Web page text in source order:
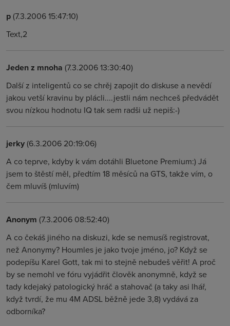
p(7.3.2006 15:47:10)
Text,2
Jeden z mnoha (7.3.2006 13:30:40)
Další z inteligentů co se chrěj zapojit do diskuse a nevědí
jakou vetší kravinu by plácli....jestli nám nechceš předvádět
svou nízkou hodnotu IQ tak sem radši už nepiš:-)
jerky(6.3.2006 20:19:06)
A co teprve, kdyby k vám dotáhli Bluetone Premium:) Já
jsem to štěstí měl, předtím 18 měsíců na GTS, takže vím, o
čem mluvíš (mluvím)
Anonym (7.3.2006 08:52:40)
A co čekáš jiného na diskuzi, kde se nemusíš registrovat,
než Anonymy? Houmles je jako tvoje jméno, jo? Když se
podepíšu Karel Gott, tak mi to stejně nebudeš věřit! A proč
by se nemohl ve fóru vyjádřit člověk anonymně, když se
tady kdejaký patologický hráč a stahovač (a taky asi lhář,
když tvrdí, že mu 4M ADSL běžně jede 3,8) vydává za
odborníka?